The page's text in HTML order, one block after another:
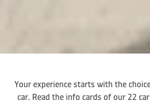
Your experience starts with the
car. Read the info cards of our 22